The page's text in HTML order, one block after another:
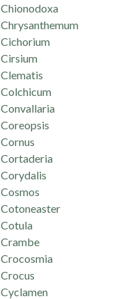
Chionodoxa
Chrysanthemum
Cichorium
Cirsium
Clematis
Colchicum
Convallaria
Coreopsis
Cornus
Cortaderia
Corydalis
Cosmos
Cotoneaster
Cotula
Crambe
Crocosmia
Crocus
Cyclamen